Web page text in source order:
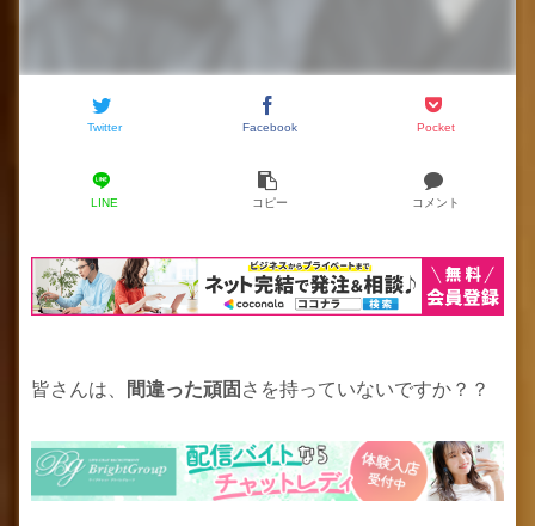
Twitter Facebook Pocket
LINE コピー コメント
皆さんは、 間違った頑固 さを持っていないですか？？